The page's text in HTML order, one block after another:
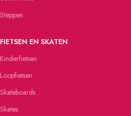
Steppen
FIETSEN EN SKATEN
Kinderfietsen
Loopfietsen
Skateboards
Skates